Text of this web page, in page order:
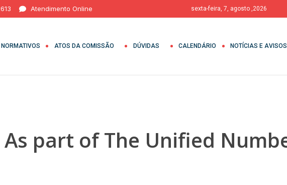
Atendimento Online sexta-feira, 7, agosto ,2026
NORMATIVOS ATOS DA COMISSÃO DÚVIDAS CALENDÁRIO NOTÍCIAS E AVISOS
part of The Unified